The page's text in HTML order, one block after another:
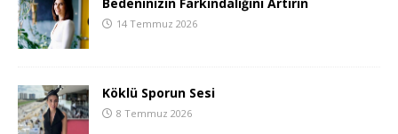
Bedeninizin Farkındalığını Artırın
14 Temmuz 2026
Köklü Sporun Sesi
8 Temmuz 2026